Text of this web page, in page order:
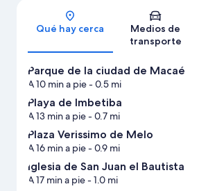
Sección
Qué hay cerca
Medios de
transporte
Parque de la ciudad de Macaé
A 10 min a pie- 0.5 mi
Playa de Imbetiba
A 13 min a pie- 0.7 mi
Plaza Verissimo de Melo
A 16 min a pie- 0.9 mi
Iglesia de San Juan el Bautista
A 17 min a pie- 1.0 mi